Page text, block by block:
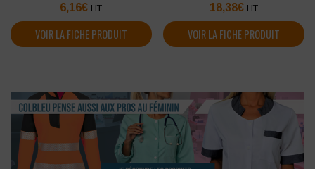
6,16€ HT
VOIR LA FICHE PRODUIT
18,38€ HT
VOIR LA FICHE PRODUIT